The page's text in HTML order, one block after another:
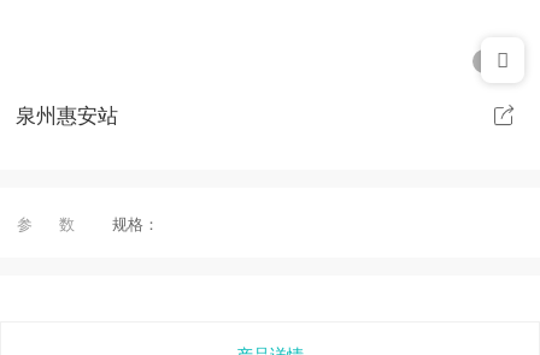
1/1
泉州惠安站
参 数 规格：